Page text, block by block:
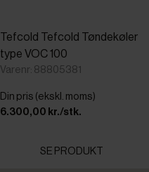
Tefcold Tefcold Tøndekøler
type VOC 100
Varenr: 88805381
Din pris (ekskl. moms)
6.300,00 kr./stk.
SE PRODUKT